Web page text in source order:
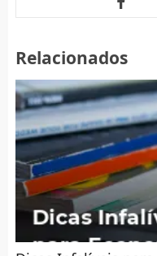
Relacionados